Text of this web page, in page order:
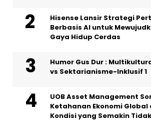
Hisense Lansir Strategi
Berbasis AI untuk
Gaya Hidup Cerdas
Humor Gus Dur :
vs Sektarianisme-Inklusif 1
UOB Asset Management
Ketahanan Ekonomi Global
Kondisi yang Semakin